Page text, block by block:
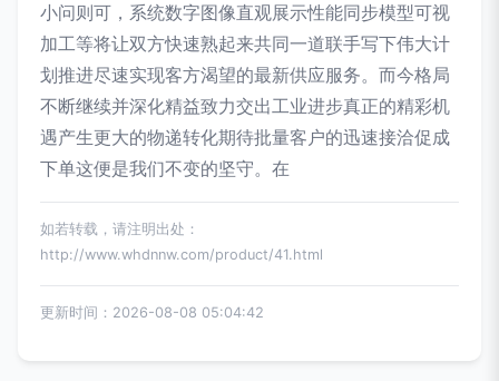
小问则可，系统数字图像直观展示性能同步模型可视
加工等将让双方快速熟起来共同一道联手写下伟大计
划推进尽速实现客方渴望的最新供应服务。而今格局
不断继续并深化精益致力交出工业进步真正的精彩机
遇产生更大的物递转化期待批量客户的迅速接洽促成
下单这便是我们不变的坚守。在
如若转载，请注明出处：
http://www.whdnnw.com/product/41.html
更新时间：2026-08-08 05:04:42